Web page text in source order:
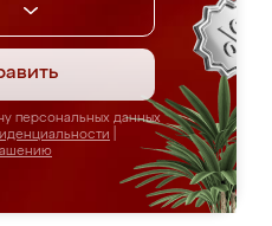
персональных данных